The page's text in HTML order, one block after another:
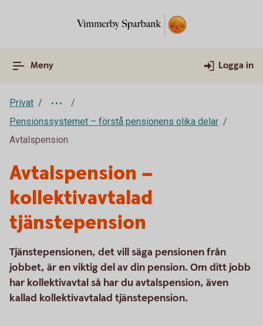
Meny Logga in
Privat
Pensionssystemet – förstå pensionens olika delar
Avtalspension
Avtalspension –
kollektivavtalad
tjänstepension
Tjänstepensionen, det vill säga pensionen från
jobbet, är en viktig del av din pension. Om ditt jobb
har kollektivavtal så har du avtalspension, även
kallad kollektivavtalad tjänstepension.